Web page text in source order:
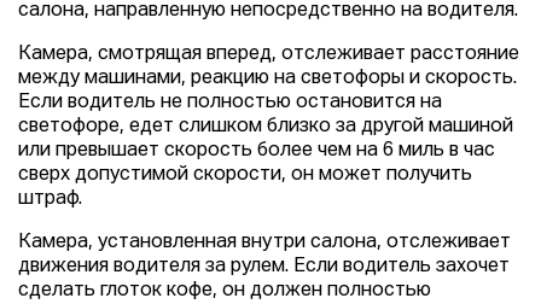
салона, направленную непосредственно на водителя.
Камера, смотрящая вперед, отслеживает расстояние
между машинами, реакцию на светофоры и скорость.
Если водитель не полностью остановится на
светофоре, едет слишком близко за другой машиной
или превышает скорость более чем на 6 миль в час
сверх допустимой скорости, он может получить
штраф.
Камера, установленная внутри салона, отслеживает
движения водителя за рулем. Если водитель захочет
сделать глоток кофе, он должен полностью